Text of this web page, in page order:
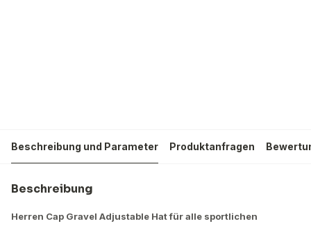
Beschreibung und Parameter Produktanfragen
Beschreibung
Herren Cap Gravel Adjustable Hat für alle sportlichen